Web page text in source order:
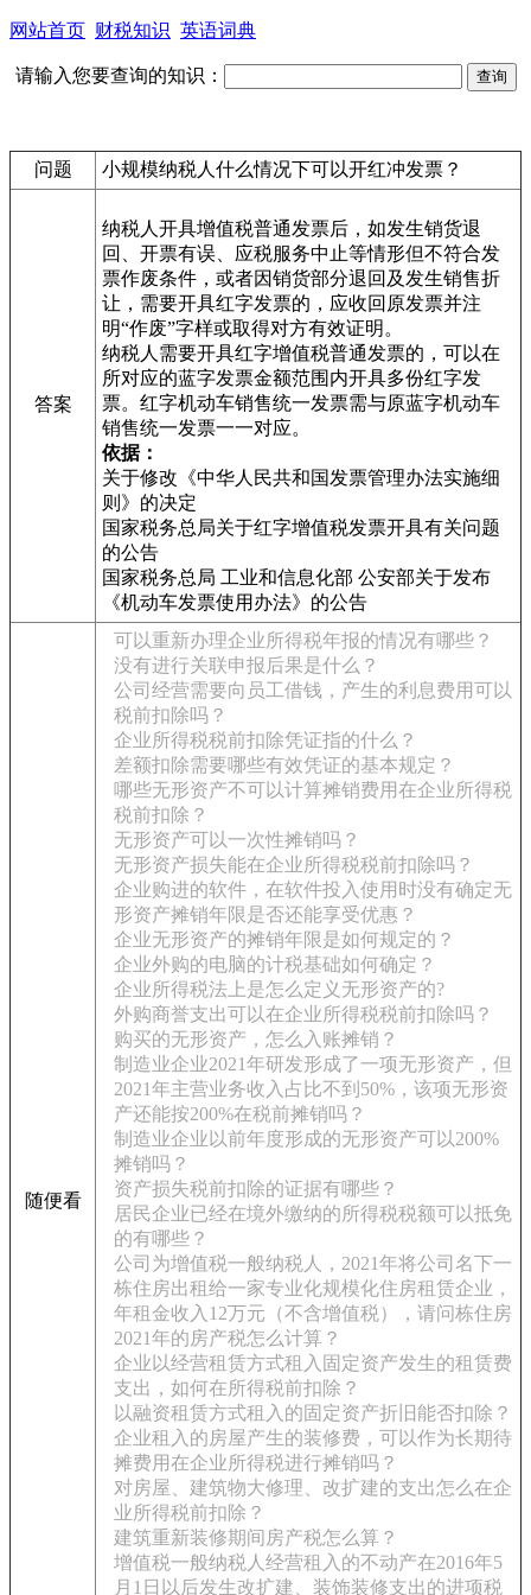
网站首页 财税知识 英语词典
请输入您要查询的知识：
问题 小规模纳税人什么情况下可以开红冲发票？
答案
纳税人开具增值税普通发票后，如发生销货退
回、开票有误、应税服务中止等情形但不符合发
票作废条件，或者因销货部分退回及发生销售折
让，需要开具红字发票的，应收回原发票并注
明“作废”字样或取得对方有效证明。
纳税人需要开具红字增值税普通发票的，可以在
所对应的蓝字发票金额范围内开具多份红字发
票。红字机动车销售统一发票需与原蓝字机动车
销售统一发票一一对应。
依据：
关于修改《中华人民共和国发票管理办法实施细
则》的决定
国家税务总局关于红字增值税发票开具有关问题
的公告
国家税务总局 工业和信息化部 公安部关于发布
《机动车发票使用办法》的公告
随便看
可以重新办理企业所得税年报的情况有哪些？
没有进行关联申报后果是什么？
公司经营需要向员工借钱，产生的利息费用可以
税前扣除吗？
企业所得税税前扣除凭证指的什么？
差额扣除需要哪些有效凭证的基本规定？
哪些无形资产不可以计算摊销费用在企业所得税
税前扣除？
无形资产可以一次性摊销吗？
无形资产损失能在企业所得税税前扣除吗？
企业购进的软件，在软件投入使用时没有确定无
形资产摊销年限是否还能享受优惠？
企业无形资产的摊销年限是如何规定的？
企业外购的电脑的计税基础如何确定？
企业所得税法上是怎么定义无形资产的?
外购商誉支出可以在企业所得税税前扣除吗？
购买的无形资产，怎么入账摊销？
制造业企业2021年研发形成了一项无形资产，但
2021年主营业务收入占比不到50%，该项无形资
产还能按200%在税前摊销吗？
制造业企业以前年度形成的无形资产可以200%
摊销吗？
资产损失税前扣除的证据有哪些？
居民企业已经在境外缴纳的所得税税额可以抵免
的有哪些？
公司为增值税一般纳税人，2021年将公司名下一
栋住房出租给一家专业化规模化住房租赁企业，
年租金收入12万元（不含增值税），请问栋住房
2021年的房产税怎么计算？
企业以经营租赁方式租入固定资产发生的租赁费
支出，如何在所得税前扣除？
以融资租赁方式租入的固定资产折旧能否扣除？
企业租入的房屋产生的装修费，可以作为长期待
摊费用在企业所得税进行摊销吗？
对房屋、建筑物大修理、改扩建的支出怎么在企
业所得税前扣除？
建筑重新装修期间房产税怎么算？
增值税一般纳税人经营租入的不动产在2016年5
月1日以后发生改扩建、装饰装修支出的进项税